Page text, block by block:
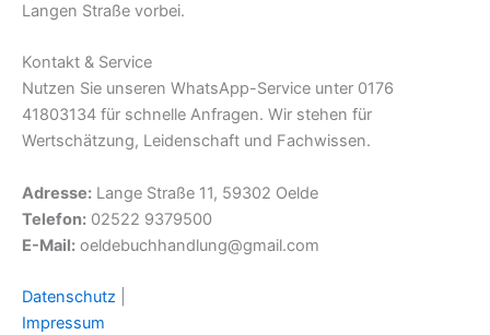
Langen Straße vorbei.
Kontakt & Service
Nutzen Sie unseren WhatsApp-Service unter 0176
41803134 für schnelle Anfragen. Wir stehen für
Wertschätzung, Leidenschaft und Fachwissen.
Adresse: Lange Straße 11, 59302 Oelde
Telefon: 02522 9379500
E-Mail: oeldebuchhandlung@gmail.com
Datenschutz
Impressum